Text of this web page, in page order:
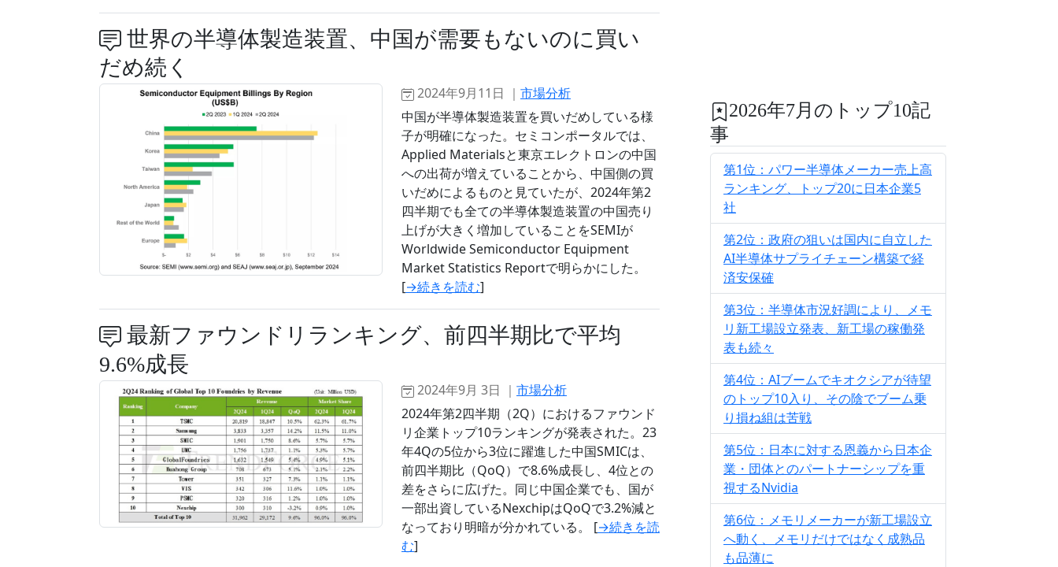
世界の半導体製造装置、中国が需要もないのに買い
だめ続く
2024年9月11日 ｜ 市場分析
中国が半導体製造装置を買いだめしている様
子が明確になった。セミコンポータルでは、
Applied Materialsと東京エレクトロンの中国
への出荷が増えていることから、中国側の買
いだめによるものと見ていたが、2024年第2
四半期でも全ての半導体製造装置の中国売り
上げが大きく増加していることをSEMIが
Worldwide Semiconductor Equipment
Market Statistics Reportで明らかにした。
[→続きを読む]
最新ファウンドリランキング、前四半期比で平均
9.6%成長
2024年9月 3日 ｜ 市場分析
2024年第2四半期（2Q）におけるファウンド
リ企業トップ10ランキングが発表された。23
年4Qの5位から3位に躍進した中国SMICは、
前四半期比（QoQ）で8.6%成長し、4位との
差をさらに広げた。同じ中国企業でも、国が
一部出資しているNexchipはQoQで3.2%減と
なっており明暗が分かれている。 [→続きを読
む]
2026年7月のトップ10記
事
第1位：パワー半導体メーカー売上高
ランキング、トップ20に日本企業5
社
第2位：政府の狙いは国内に自立した
AI半導体サプライチェーン構築で経
済安保確
第3位：半導体市況好調により、メモ
リ新工場設立発表、新工場の稼働発
表も続々
第4位：AIブームでキオクシアが待望
のトップ10入り、その陰でブーム乗
り損ね組は苦戦
第5位：日本に対する恩義から日本企
業・団体とのパートナーシップを重
視するNvidia
第6位：メモリメーカーが新工場設立
へ動く、メモリだけではなく成熟品
も品薄に